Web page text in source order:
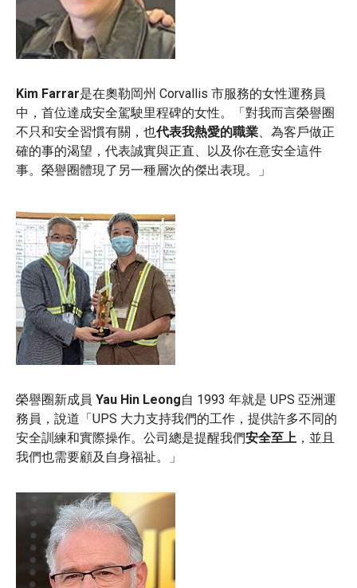
Kim Farrar是在奧勒岡州 Corvallis 市服務的女性運務員
中，首位達成安全駕駛里程碑的女性。「對我而言榮譽圈
不只和安全習慣有關，也代表我熱愛的職業 、為客戶做正
確的事的渴望，代表誠實與正直、以及你在意安全這件
事。榮譽圈體現了另一種層次的傑出表現。」
榮譽圈新成員 Yau Hin Leong自 1993 年就是 UPS 亞洲運
務員，說道「UPS 大力支持我們的工作，提供許多不同的
安全訓練和實際操作。公司總是提醒我們安全至上 ，並且
我們也需要顧及自身福祉。」